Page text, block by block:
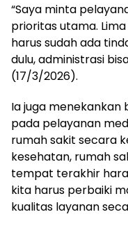
“Saya minta
prioritas utama.
harus sudah ada
dulu, administrasi
(17/3/2026).
Ia juga
pada pelayanan
rumah sakit secara
kesehatan, rumah
tempat terakhir
kita harus perbaiki
kualitas layanan